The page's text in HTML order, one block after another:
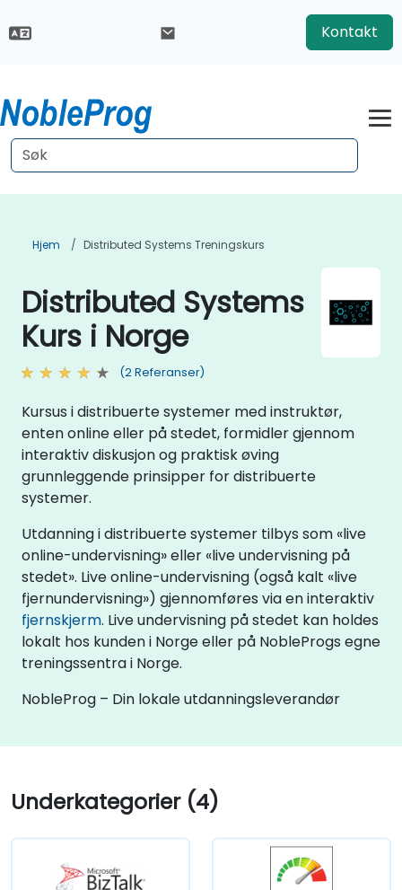
Kontakt
Hjem Distributed Systems Treningskurs
Distributed Systems
Kurs i Norge
(2 Referanser)
Kursus i distribuerte systemer med instruktør,
enten online eller på stedet, formidler gjennom
interaktiv diskusjon og praktisk øving
grunnleggende prinsipper for distribuerte
systemer.
Utdanning i distribuerte systemer tilbys som «live
online-undervisning» eller «live undervisning på
stedet». Live online-undervisning (også kalt «live
fjernundervisning») gjennomføres via en interaktiv
fjernskjerm. Live undervisning på stedet kan holdes
lokalt hos kunden i Norge eller på NobleProgs egne
treningssentra i Norge.
NobleProg – Din lokale utdanningsleverandør
Underkategorier (4)